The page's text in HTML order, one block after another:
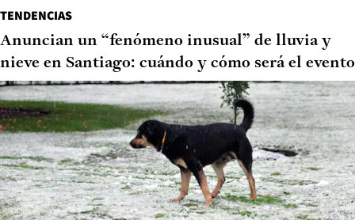
TENDENCIAS
Anuncian un “fenómeno inusual” de lluvia y
nieve en Santiago: cuándo y cómo será el evento